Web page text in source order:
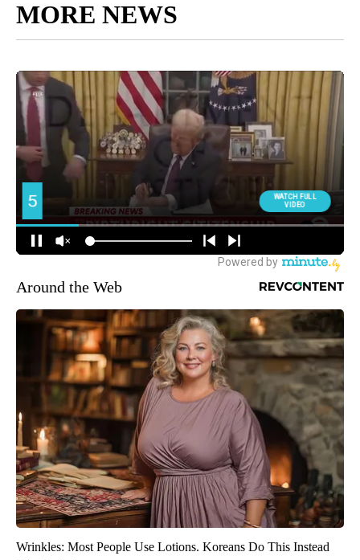
MORE NEWS
Around the Web
Wrinkles: Most People Use Lotions. Koreans Do This Instead